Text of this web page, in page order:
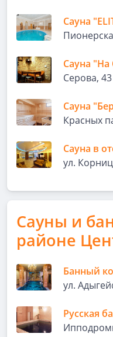
Сауна
Сауна "На
Серова, 43
Сауна
Красных
Сауна в
ул.
Сауны и
районе
Банный
ул.
Русская